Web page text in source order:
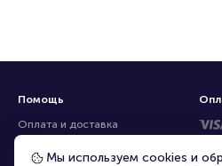
Помощь
Оплата и доставка
Частые вопросы
Мы используем cookies и